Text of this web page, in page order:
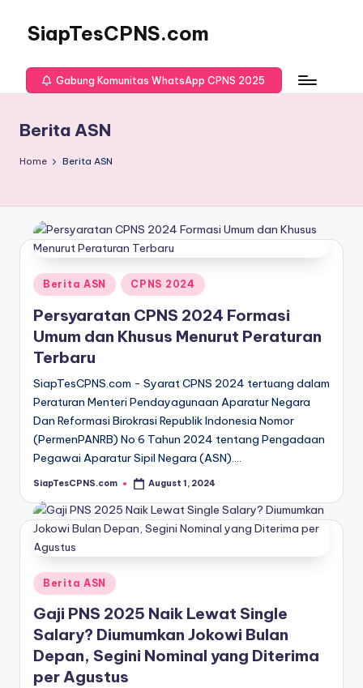
SiapTesCPNS.com
Gabung Komunitas WhatsApp CPNS 2025
Berita ASN
Home Berita ASN
Posted
in
Berita ASN CPNS 2024
Persyaratan CPNS 2024 Formasi
Umum dan Khusus Menurut Peraturan
Terbaru
SiapTesCPNS.com - Syarat CPNS 2024 tertuang dalam
Peraturan Menteri Pendayagunaan Aparatur Negara
Dan Reformasi Birokrasi Republik Indonesia Nomor
(PermenPANRB) No 6 Tahun 2024 tentang Pengadaan
Pegawai Aparatur Sipil Negara (ASN).…
Posted
SiapTesCPNS.com August 1, 2024
Posted
in
Berita ASN
Gaji PNS 2025 Naik Lewat Single
Salary? Diumumkan Jokowi Bulan
Depan, Segini Nominal yang Diterima
per Agustus